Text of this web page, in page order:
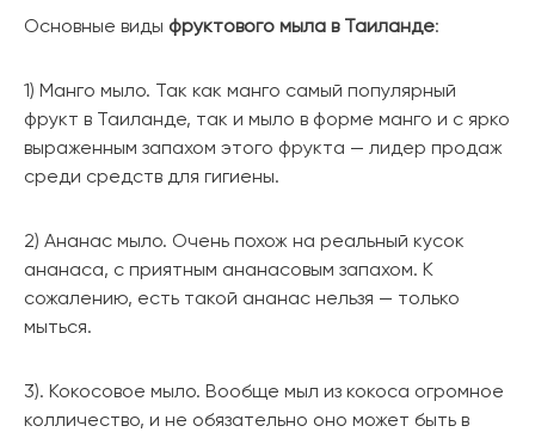
Основные виды фруктового мыла в Таиланде:
1) Манго мыло. Так как манго самый популярный
фрукт в Таиланде, так и мыло в форме манго и с ярко
выраженным запахом этого фрукта — лидер продаж
среди средств для гигиены.
2) Ананас мыло. Очень похож на реальный кусок
ананаса, с приятным ананасовым запахом. К
сожалению, есть такой ананас нельзя — только
мыться.
3). Кокосовое мыло. Вообще мыл из кокоса огромное
колличество, и не обязательно оно может быть в